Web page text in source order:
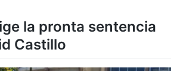
la pronta sentencia
Castillo